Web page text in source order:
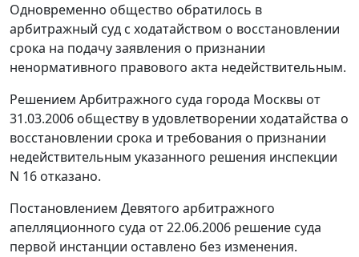
Одновременно общество обратилось в
арбитражный суд с ходатайством о восстановлении
срока на подачу заявления о признании
ненормативного правового акта недействительным.
Решением Арбитражного суда города Москвы от
31.03.2006 обществу в удовлетворении ходатайства о
восстановлении срока и требования о признании
недействительным указанного решения инспекции
N 16 отказано.
Постановлением Девятого арбитражного
апелляционного суда от 22.06.2006 решение суда
первой инстанции оставлено без изменения.